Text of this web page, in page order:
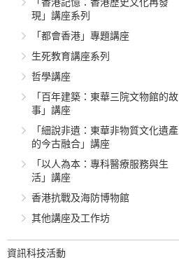
「香港記憶：香港歷史文化再發
現」講座系列
「都會香港」專題講座
生死教育講座系列
哲學講座
「百年建築：東華三院文物館的故
事」講座
「細說非遺：東華非物質文化遺產
的今古融合」講座
「以人為本：專科醫療服務與生
活」講座
香港抗戰及海防博物館
其他講座及工作坊
資訊科技活動